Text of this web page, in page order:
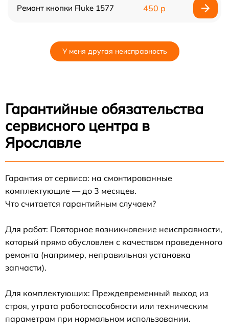
Ремонт кнопки Fluke 1577 450 р
У меня другая неисправность
Гарантийные обязательства
сервисного центра в
Ярославле
Гарантия от сервиса: на смонтированные
комплектующие — до 3 месяцев.
Что считается гарантийным случаем?
Для работ: Повторное возникновение неисправности,
который прямо обусловлен с качеством проведенного
ремонта (например, неправильная установка
запчасти).
Для комплектующих: Преждевременный выход из
строя, утрата работоспособности или техническим
параметрам при нормальном использовании.